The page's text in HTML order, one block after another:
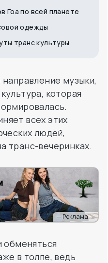
Гоа по всей планете
одежды
транс культуры
музыки,
которая
всех этих
людей,
транс-вечеринках.
— Реклама —
обменяться
в толпе, ведь